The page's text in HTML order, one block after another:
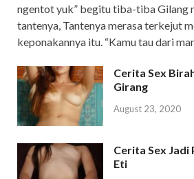
ngentot yuk” begitu tiba-tiba Gilang
tantenya, Tantenya merasa terkejut
keponakannya itu. “Kamu tau dari
Cerita Sex
Girang
August 23, 2020
Cerita Sex Jadi
Eti